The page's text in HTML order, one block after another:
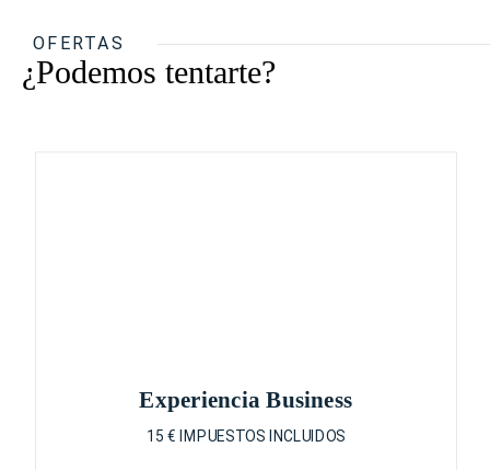
OFERTAS
¿Podemos tentarte?
Experiencia Business
15 € IMPUESTOS INCLUIDOS